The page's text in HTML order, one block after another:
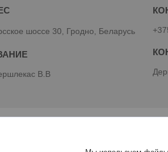
шоссе 30, Гродно, Беларусь
В.В